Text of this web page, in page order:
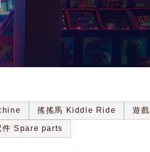
搖搖馬 Kiddle Ride 遊
件 Spare parts